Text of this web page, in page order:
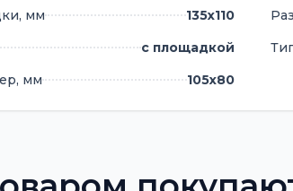
мм
135х110
с площадкой
мм
105х80